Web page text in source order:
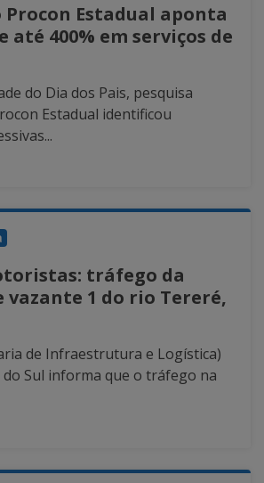
Procon Estadual aponta
até 400% em serviços de
do Dia dos Pais, pesquisa
Estadual identificou
tráfego da
vazante 1 do rio Tereré,
de Infraestrutura e Logística)
Sul informa que o tráfego na